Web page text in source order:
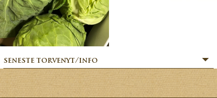
seneste torvenyt/info
» SOMMERHILSEN:
» BÆR-FEKT SOMMER!